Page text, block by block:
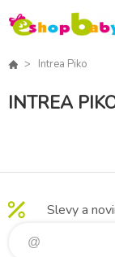
Intrea Piko
INTREA
Slevy a